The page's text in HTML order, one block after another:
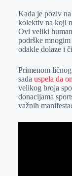
Kada je poziv
kolektiv na koji
Ovi veliki
podrške
odakle dolaze i
Primenom
sada uspela da
velikog broja
donacijama
važnih